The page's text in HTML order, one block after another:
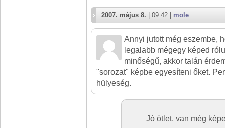
2007. május 8. | 09:42 | mole
Annyi jutott még eszembe,
legalabb mégegy képed
minőségű, akkor talán
"sorozat" képbe egyesíteni őket.
hülyeség.
Jó ötlet, van még